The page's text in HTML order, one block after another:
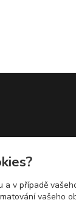
a v případě
vašeho